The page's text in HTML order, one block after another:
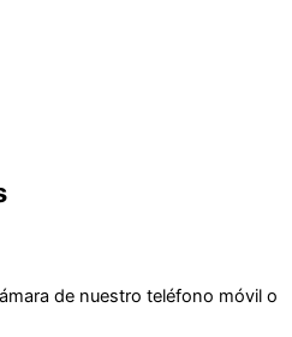
de nuestro teléfono móvil o